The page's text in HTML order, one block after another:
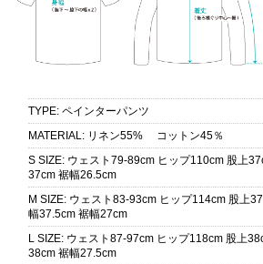
TYPE: ペインターパンツ
MATERIAL: リネン55% コットン45％
S SIZE: ウェスト79-89cm ヒップ110cm 股上
37cm 裾幅26.5cm
M SIZE: ウェスト83-93cm ヒップ114cm 股上
幅37.5cm 裾幅27cm
L SIZE: ウェスト87-97cm ヒップ118cm 股上
38cm 裾幅27.5cm